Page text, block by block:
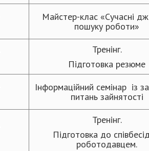
Майстер-клас «Сучасні
пошуку роботи»
Тренінг.
Підготовка резюме
Інформаційний семінар із
питань зайнятості
Тренінг.
Підготовка до
роботодавцем.